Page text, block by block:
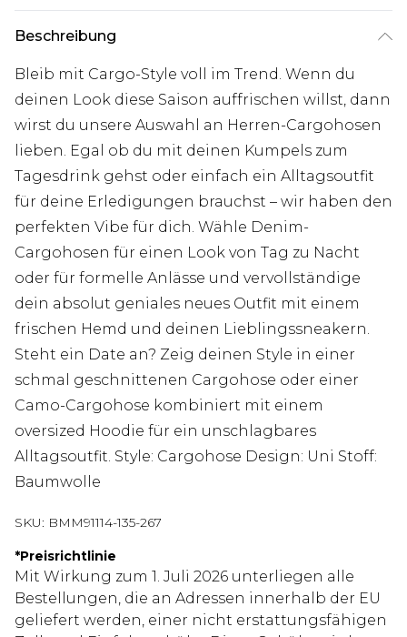
Beschreibung
Bleib mit Cargo-Style voll im Trend. Wenn du
deinen Look diese Saison auffrischen willst, dann
wirst du unsere Auswahl an Herren-Cargohosen
lieben. Egal ob du mit deinen Kumpels zum
Tagesdrink gehst oder einfach ein Alltagsoutfit
für deine Erledigungen brauchst – wir haben den
perfekten Vibe für dich. Wähle Denim-
Cargohosen für einen Look von Tag zu Nacht
oder für formelle Anlässe und vervollständige
dein absolut geniales neues Outfit mit einem
frischen Hemd und deinen Lieblingssneakern.
Steht ein Date an? Zeig deinen Style in einer
schmal geschnittenen Cargohose oder einer
Camo-Cargohose kombiniert mit einem
oversized Hoodie für ein unschlagbares
Alltagsoutfit. Style: Cargohose Design: Uni Stoff:
Baumwolle
SKU: BMM91114-135-267
*Preisrichtlinie
Mit Wirkung zum 1. Juli 2026 unterliegen alle
Bestellungen, die an Adressen innerhalb der EU
geliefert werden, einer nicht erstattungsfähigen